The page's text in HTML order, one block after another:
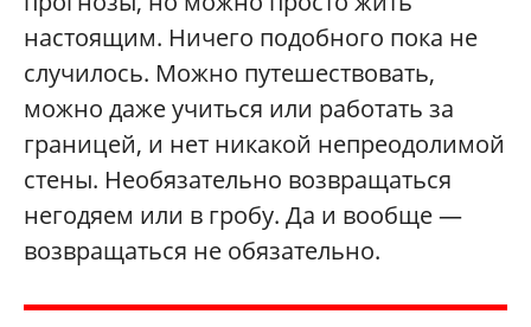
настоящим. Ничего подобного пока не
случилось. Можно путешествовать,
можно даже учиться или работать за
границей, и нет никакой непреодолимой
стены. Необязательно возвращаться
негодяем или в гробу. Да и вообще —
возвращаться не обязательно.